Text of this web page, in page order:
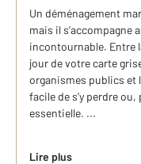
Un déménagement
mais il s’accompagne
incontournable. Entre
jour de votre carte
organismes publics et
facile de s’y perdre
essentielle. ...
Lire plus